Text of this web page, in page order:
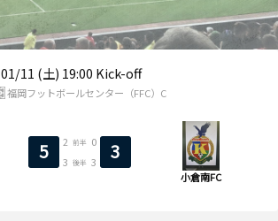
01/11 (土) 19:00 Kick-off
5 2 前半
0
3 後半 3 3
小倉南FC
福岡フットボールセンター（FFC）C